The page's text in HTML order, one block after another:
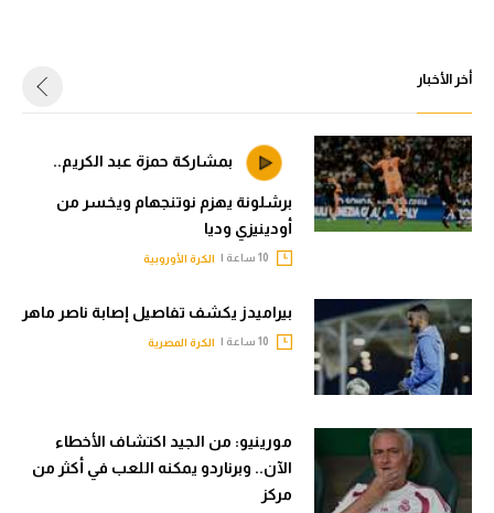
أخر الأخبار
بمشاركة حمزة عبد الكريم..
برشلونة يهزم نوتنجهام ويخسر من
أودينيزي وديا
الكرة الأوروبية
بيراميدز يكشف تفاصيل إصابة ناصر ماهر
الكرة المصرية
مورينيو: من الجيد اكتشاف الأخطاء
الآن.. وبرناردو يمكنه اللعب في أكثر من
مركز